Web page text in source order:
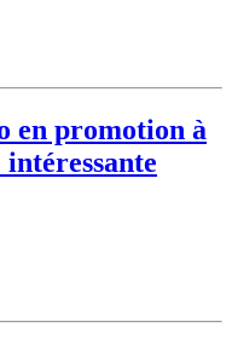
en promotion à